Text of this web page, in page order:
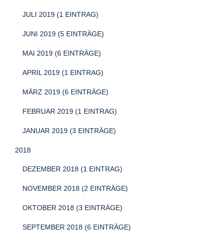
JULI 2019 (1 EINTRAG)
JUNI 2019 (5 EINTRÄGE)
MAI 2019 (6 EINTRÄGE)
APRIL 2019 (1 EINTRAG)
MÄRZ 2019 (6 EINTRÄGE)
FEBRUAR 2019 (1 EINTRAG)
JANUAR 2019 (3 EINTRÄGE)
2018
DEZEMBER 2018 (1 EINTRAG)
NOVEMBER 2018 (2 EINTRÄGE)
OKTOBER 2018 (3 EINTRÄGE)
SEPTEMBER 2018 (6 EINTRÄGE)